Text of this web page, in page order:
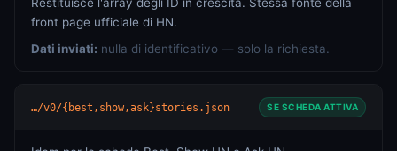
front page ufficiale di HN.
Dati inviati: nulla di identificativo — solo la richiesta.
…/v0/{best,show,ask}stories.json SE SCHEDA ATTIVA